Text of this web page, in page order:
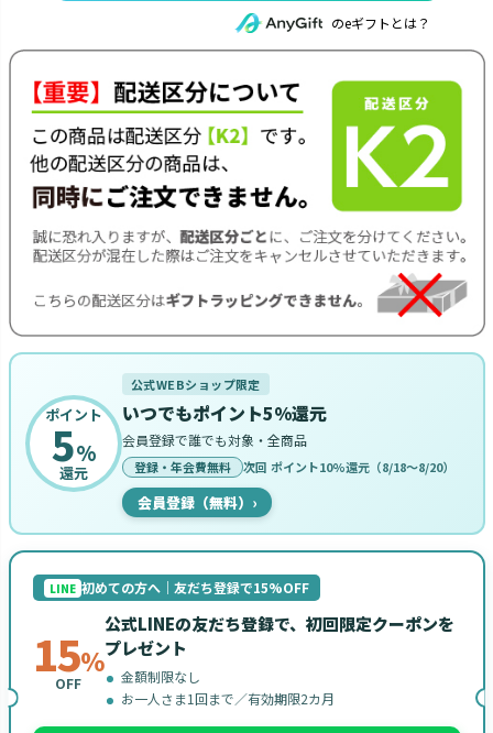
のeギフトとは？
ポイント
5%
還元
公式WEBショップ限定
いつでもポイント5%還元
会員登録で誰でも対象・全商品
登録・年会費無料 次回 ポイント10%還元（8/18〜8/20）
会員登録（無料） ›
LINE 初めての方へ｜友だち登録で15%OFF
15%
OFF
公式LINEの友だち登録で、初回限定クーポンを
プレゼント
金額制限なし
お一人さま1回まで／有効期限2カ月